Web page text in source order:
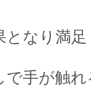
となり満
で手が触